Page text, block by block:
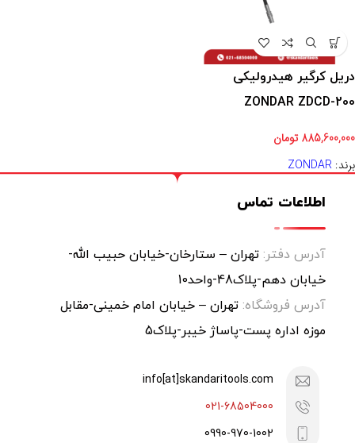
دریل کرگیر هیدرولیکی
ZONDAR ZDCD-200
885,600,000 تومان
برند: ZONDAR
اطلاعات تماس
آدرس دفتر: تهران – ستارخان-خیابان حبیب الله-
خیابان دهم-پلاک48-واحد10
آدرس فروشگاه: تهران – خیابان امام خمینی-مقابل
موزه اداره پست-پاساژ خیبر-پلاک5
info[at]skandaritools.com
021-68504000
0990-970-1002